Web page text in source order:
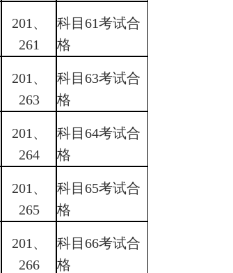
201、
261
科目61考试合
格
201、
263
科目63考试合
格
201、
264
科目64考试合
格
201、
265
科目65考试合
格
201、
266
科目66考试合
格